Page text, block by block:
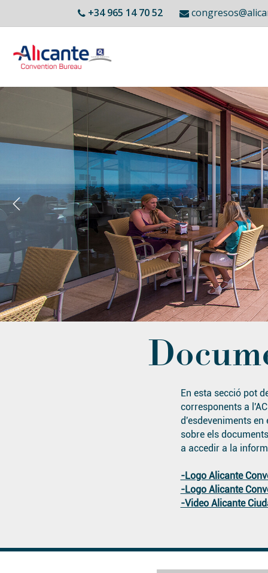
+34 965 14 70 52
navigation
Inici
ACB
Membres
Llocs Singulars
Agenda
Contacte
En esta secció pot
corresponents a
d'esdeveniments en
sobre els
a accedir a la
-Logo Alicante
-Logo Alicante
-Video Alicante